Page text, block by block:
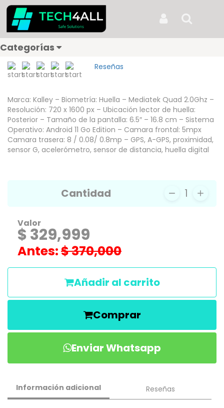
Categorías
Inicio Productos CELULAR KALLEY SILVER MAX LITE 2 2GB/32GB
CELULAR KALLEY SILVER MAX
LITE 2 2GB/32GB
Reseñas
Marca: Kalley – Biometría: Huella – Mediatek Quad 2.0Ghz –
Resolución: 720 x 1600 px – Ubicación lector de huella:
Posterior – Tamaño de la pantalla: 6.5″ – 16.8 cm – Sistema
Operativo: Android 11 Go Edition – Camara frontal: 5mpx
Camara trasera: 8 / 0.08/ 0.8mp – GPS, A-GPS, proximidad,
sensor G, acelerómetro, sensor de distancia, huella digital
Cantidad 1
Valor
$ 329,999
Antes:$ 370,000
Añadir al carrito
Comprar
Enviar Whatsapp
Información adicional Reseñas